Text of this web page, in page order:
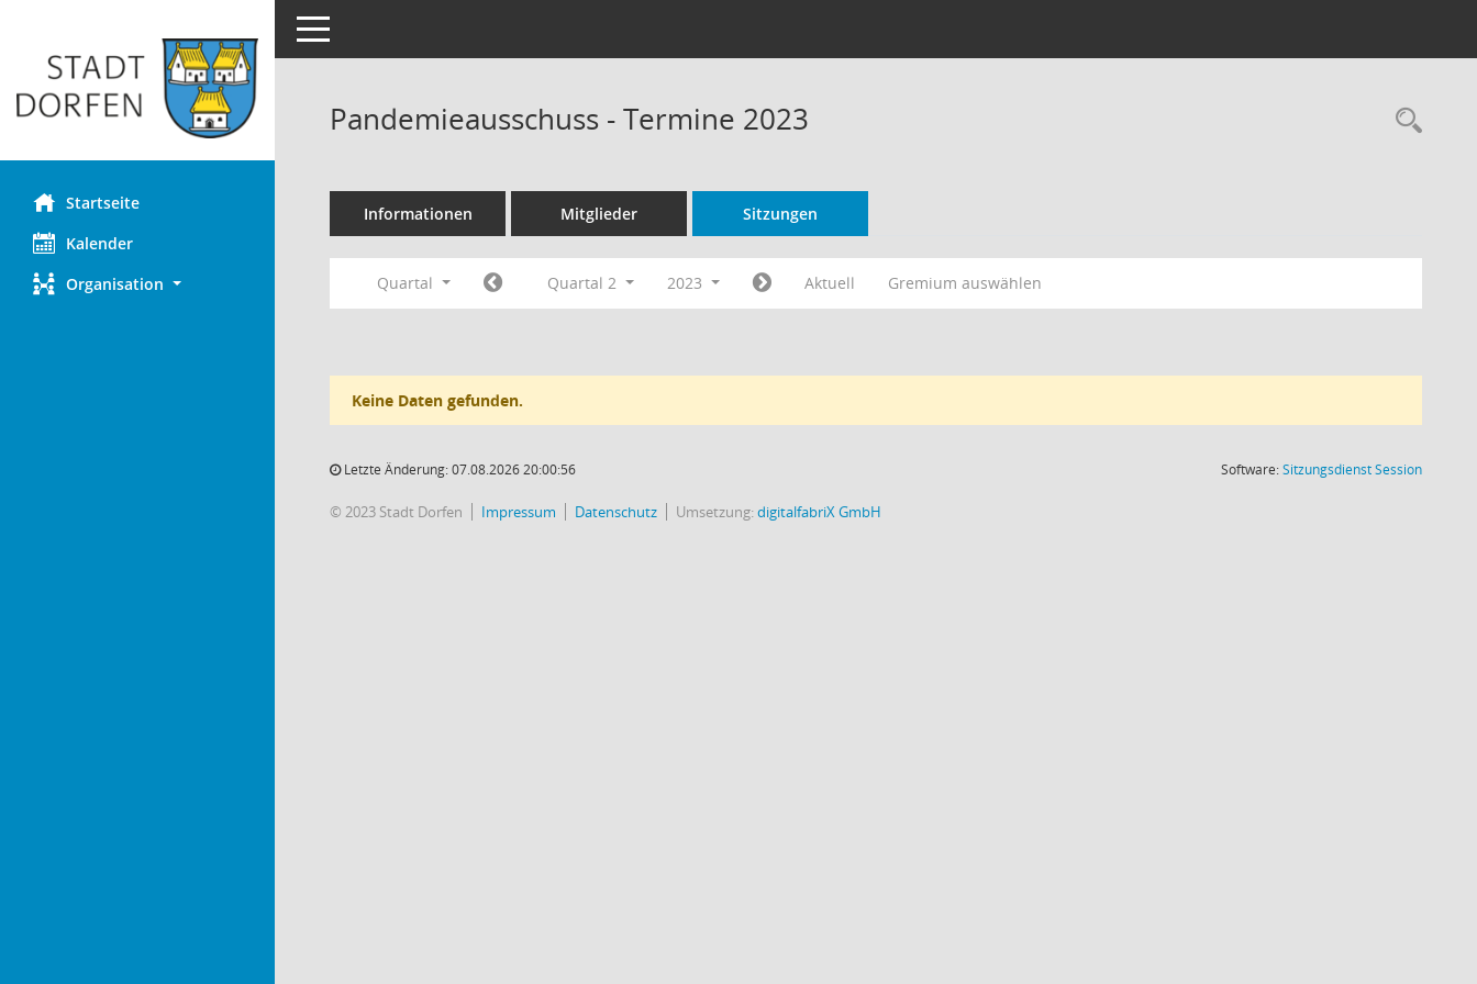
Startseite
Kalender
Organisation
Toggle navigation
Pandemieausschuss - Termine 2023
Informationen Mitglieder Sitzungen
Quartal Quartal 2 2023 Aktuell Gremium auswählen
Keine Daten gefunden.
Letzte Änderung: 07.08.2026 20:00:56 Software:SitzungsdienstSession(Wird in
© 2023 Stadt Dorfen Impressum Datenschutz Umsetzung:digitalfabriX GmbH